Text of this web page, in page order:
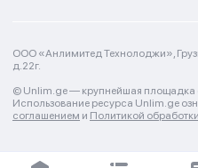
ООО «Анлимитед Технолоджи»,
д.22г.
© Unlim.ge — крупнейшая площадка
Использование ресурса Unlim.ge
соглашением и Политикой